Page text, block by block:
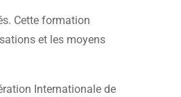
Cette formation
et les moyens
Internationale de